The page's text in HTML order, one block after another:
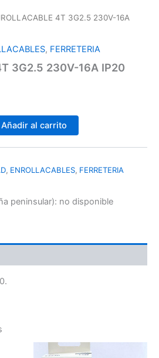
4T 3G2.5 230V-16A
, FERRETERIA
3G2.5 230V-16A IP20
Añadir al carrito
, ENROLLACABLES, FERRETERIA
peninsular): no disponible